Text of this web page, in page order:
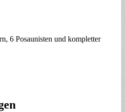
6 Posaunisten und kompletter